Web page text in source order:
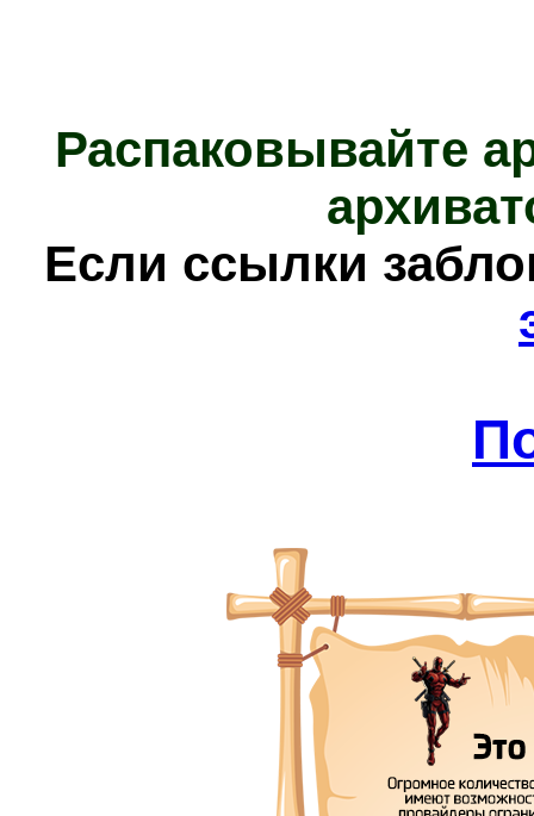
Распаковывайте
Если ссылки